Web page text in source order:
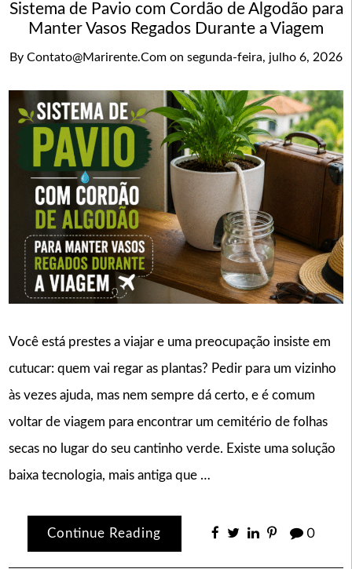
Sistema de Pavio com Cordão de Algodão para
Manter Vasos Regados Durante a Viagem
By Contato@marirente.com on segunda-feira, julho 6, 2026
Você está prestes a viajar e uma preocupação insiste em
cutucar: quem vai regar as plantas? Pedir para um vizinho
às vezes ajuda, mas nem sempre dá certo, e é comum
voltar de viagem para encontrar um cemitério de folhas
secas no lugar do seu cantinho verde. Existe uma solução
baixa tecnologia, mais antiga que …
Continue Reading 0